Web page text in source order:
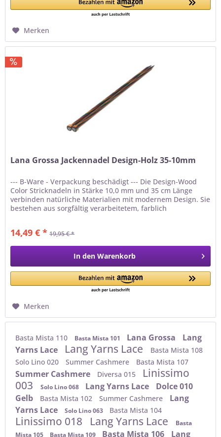
Merken
Lana Grossa Jackennadel Design-Holz 35-10mm
--- B-Ware - Verpackung beschädigt --- Die Design-Wood
Color Stricknadeln in Stärke 10,0 mm und 35 cm Länge
verbinden natürliche Materialien mit modernem Design. Sie
bestehen aus sorgfältig verarbeitetem, farblich
14,49 € * 19,95 € *
In den Warenkorb
Merken
Basta Mista 110 Basta Mista 101 Lana Grossa
Lang
Yarns Lace
Lang Yarns Lace
Basta Mista 108
Solo Lino 020
Summer Cashmere Basta Mista 107
Summer Cashmere Diversa 015
Linissimo
003
Solo Lino 068 Lang Yarns Lace
Dolce 010
Gelb
Basta Mista 102 Summer Cashmere
Lang
Yarns Lace
Solo Lino 063 Basta Mista 104
Linissimo 018 Lang Yarns Lace
Basta
Mista 105
Basta Mista 109 Basta Mista 106
Lang